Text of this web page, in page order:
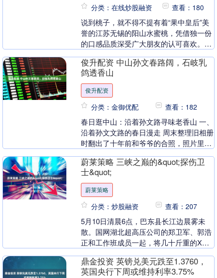
分类：在线炒股融资 查看：180
说到桃子，就不得不提有着“果中皇后”美
誉的江苏无锡的阳山水蜜桃，凭借独一份
的口感品质深受广大朋友的认可喜欢。再
过半个月即将进入无锡阳山水蜜桃上市的
时间。来到无锡....
俊升配资 中山孙文春路阔，石岐乳
鸽透香山
俊升配资
分类：金御优配 查看：182
春日逛中山：沿着孙文路寻味老香山 一、
沿着孙文文路的春日漫走 周末整理旧相册
时翻出了十年前和爷爷的合照，照片里我
们站在孙文西路的骑楼下，爷爷手里举着
刚买的石岐乳....
蔚莱策略 三峡之巅的&quot;探伤卫
士&quot;
蔚莱策略
分类：炒股融资 查看：207
5月10日清晨6点，巴东县长江边晨雾未
散。国网湖北超高压公司的郑卫军、郭浩
正和工作班成员一起，将几十斤重的X光
探伤设备搬上交通船。 “今天要去三峡库
区海拔最高的....
鼎金投资 英镑兑美元跌至1.3760，
英国央行下周或维持利率3.75%